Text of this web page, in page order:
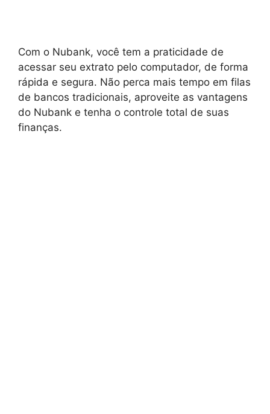
Com o Nubank, você tem a praticidade de
acessar seu extrato pelo computador, de forma
rápida e segura. Não perca mais tempo em filas
de bancos tradicionais, aproveite as vantagens
do Nubank e tenha o controle total de suas
finanças.